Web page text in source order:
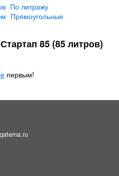
По литражу
Прямоугольные
85 (85 литров)
первым!